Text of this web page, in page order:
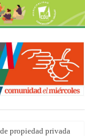
propiedad privada
y adolescentes que